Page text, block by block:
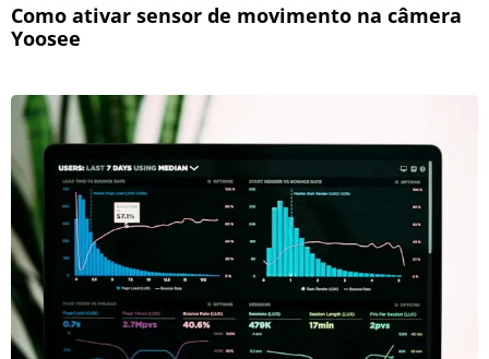
Como ativar sensor de movimento na câmera
Yoosee